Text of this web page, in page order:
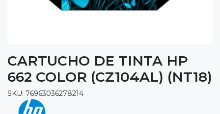
CARTUCHO DE TINTA HP
662 COLOR (CZ104AL) (NT18)
SKU: 76963036278214